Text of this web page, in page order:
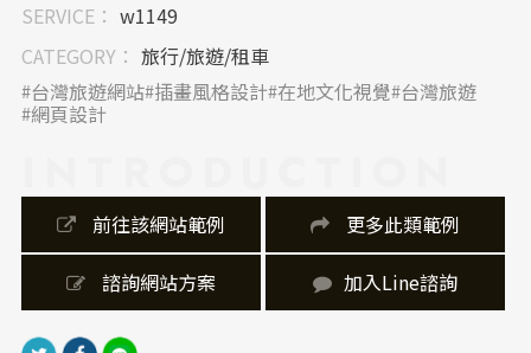
網站導覽清楚，主選單包含「關於我們」、「旅遊報
名」、「旅行日誌」、「聯絡資訊」等功能，搭配懸浮
社群按鈕與搜尋功能，使用者可以快速定位所需資訊。
RWD響應式設計讓行動裝置瀏覽也相當順暢，提升整體
｜內容視覺表現，banner 設計
首頁插畫生動有趣、搭配活潑排版，吸引視覺注意力；
而旅遊日誌與新聞頁面則以簡約白底與實景攝影為主，
達成風格上的轉換與內容閱讀的舒適度平衡。整體內容
設計以圖文搭配為主，兼具資訊性與視覺吸引力。
SERVICE： w1149
CATEGORY： 旅行/旅遊/租車
台灣旅遊網站 插畫風格設計 在地文化視覺 台灣旅遊
網頁設計
前往該網站範例 更多此類範例
諮詢網站方案 加入Line諮詢